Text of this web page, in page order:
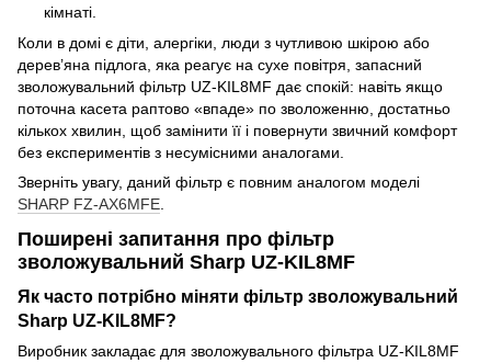
кімнаті.
Коли в домі є діти, алергіки, люди з чутливою шкірою або
дерев’яна підлога, яка реагує на сухе повітря, запасний
зволожувальний фільтр UZ-KIL8MF дає спокій: навіть якщо
поточна касета раптово «впаде» по зволоженню, достатньо
кількох хвилин, щоб замінити її і повернути звичний комфорт
без експериментів з несумісними аналогами.
Зверніть увагу, даний фільтр є повним аналогом моделі
SHARP FZ-AX6MFE.
Поширені запитання про фільтр
зволожувальний Sharp UZ-KIL8MF
Як часто потрібно міняти фільтр зволожувальний
Sharp UZ-KIL8MF?
Виробник закладає для зволожувального фільтра UZ-KIL8MF